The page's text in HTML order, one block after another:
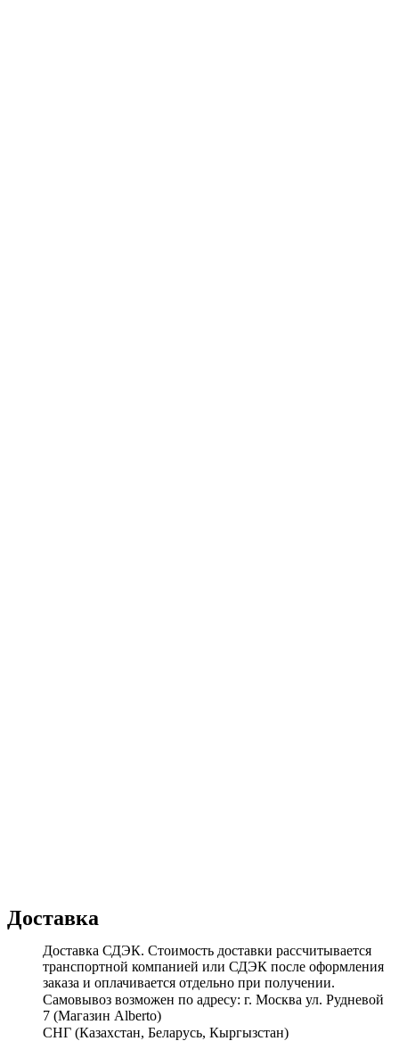
Доставка
Доставка СДЭК. Стоимость доставки рассчитывается
транспортной компанией или СДЭК после оформления
заказа и оплачивается отдельно при получении.
Самовывоз возможен по адресу: г. Москва ул. Рудневой
7 (Магазин Alberto)
СНГ (Казахстан, Беларусь, Кыргызстан)